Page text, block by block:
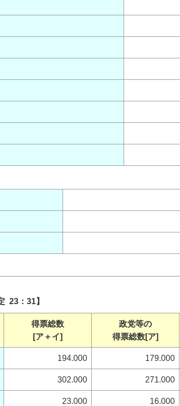
23：31】
得票総数
[ア＋イ]
政党等の
得票総数[ア]
194.000 179.000
302.000 271.000
23.000 16.000